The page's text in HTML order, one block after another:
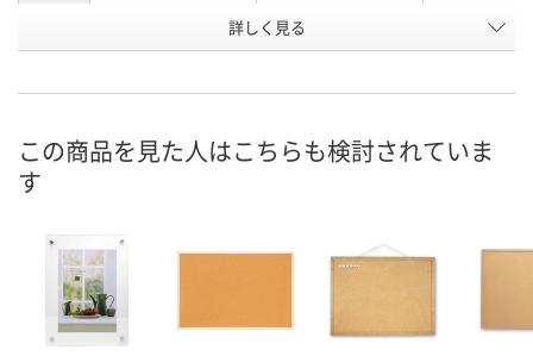
ナチュラル ブラック
号
お届け日
数量
カゴへ
詳しく見る
この商品を見た人はこちらも検討されていま
す